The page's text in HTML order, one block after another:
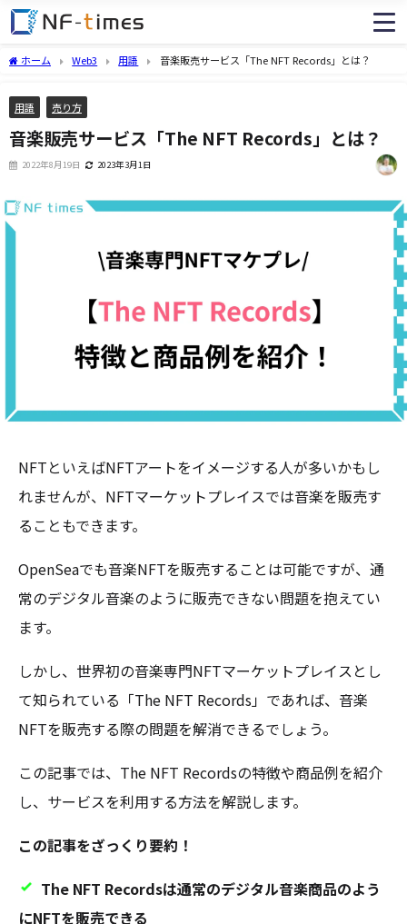
ホーム Web3 用語 音楽販売サービス「The NFT Records」とは？
用語 売り方
音楽販売サービス「The NFT Records」とは？
2022年8月19日 2023年3月1日
NFTといえばNFTアートをイメージする人が多いかもし
れませんが、NFTマーケットプレイスでは音楽を販売す
ることもできます。
OpenSeaでも音楽NFTを販売することは可能ですが、通
常のデジタル音楽のように販売できない問題を抱えてい
ます。
しかし、世界初の音楽専門NFTマーケットプレイスとし
て知られている「The NFT Records」であれば、音楽
NFTを販売する際の問題を解消できるでしょう。
この記事では、The NFT Recordsの特徴や商品例を紹介
し、サービスを利用する方法を解説します。
この記事をざっくり要約！
The NFT Recordsは通常のデジタル音楽商品のよう
にNFTを販売できる